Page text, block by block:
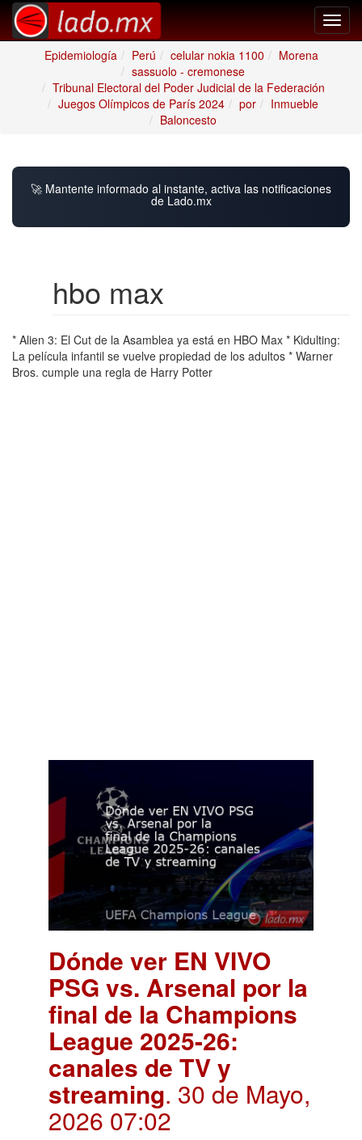
Epidemiología
Perú celular nokia 1100
Morena
sassuolo - cremonese
Tribunal Electoral del Poder Judicial de la Federación
Juegos Olímpicos de París 2024
por
Inmueble
Baloncesto
🚀 Mantente informado al instante, activa las notificaciones
de Lado.mx
hbo max
* Alien 3: El Cut de la Asamblea ya está en HBO Max * Kidulting:
La película infantil se vuelve propiedad de los adultos * Warner
Bros. cumple una regla de Harry Potter
Dónde ver EN VIVO
PSG vs. Arsenal por la
final de la Champions
League 2025-26:
canales de TV y
streaming. 30 de Mayo,
2026 07:02